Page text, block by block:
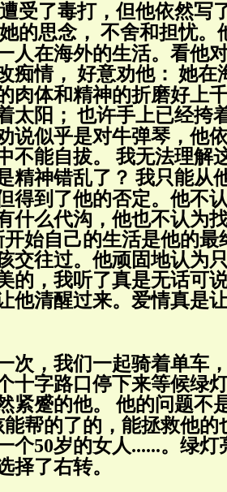
受了毒打，但他依然写
的思念， 不舍和担忧。
人在海外的生活。看他
痴情， 好意劝他： 她在
肉体和精神的折磨好上
太阳； 也许手上已经挎
说似乎是对牛弹琴，他
不能自拔。
我无法理解
精神错乱了？ 我只能从
得到了他的否定。他不
什么代沟，他也不认为
始自己的生活是他的最
交往过。他顽固地认为
的，我听了真是无话可
他清醒过来。爱情真是
次，我们一起骑着单车
十字路口停下来等候绿
紧蹙的他。
他的问题不
帮的了的，能拯救他的
个50岁的女人......。绿灯
择了右转。